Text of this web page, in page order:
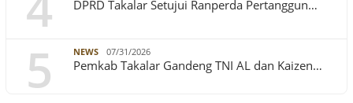
DPRD Takalar Setujui Ranperda Pertanggun…
5 NEWS 07/31/2026
Pemkab Takalar Gandeng TNI AL dan Kaizen…